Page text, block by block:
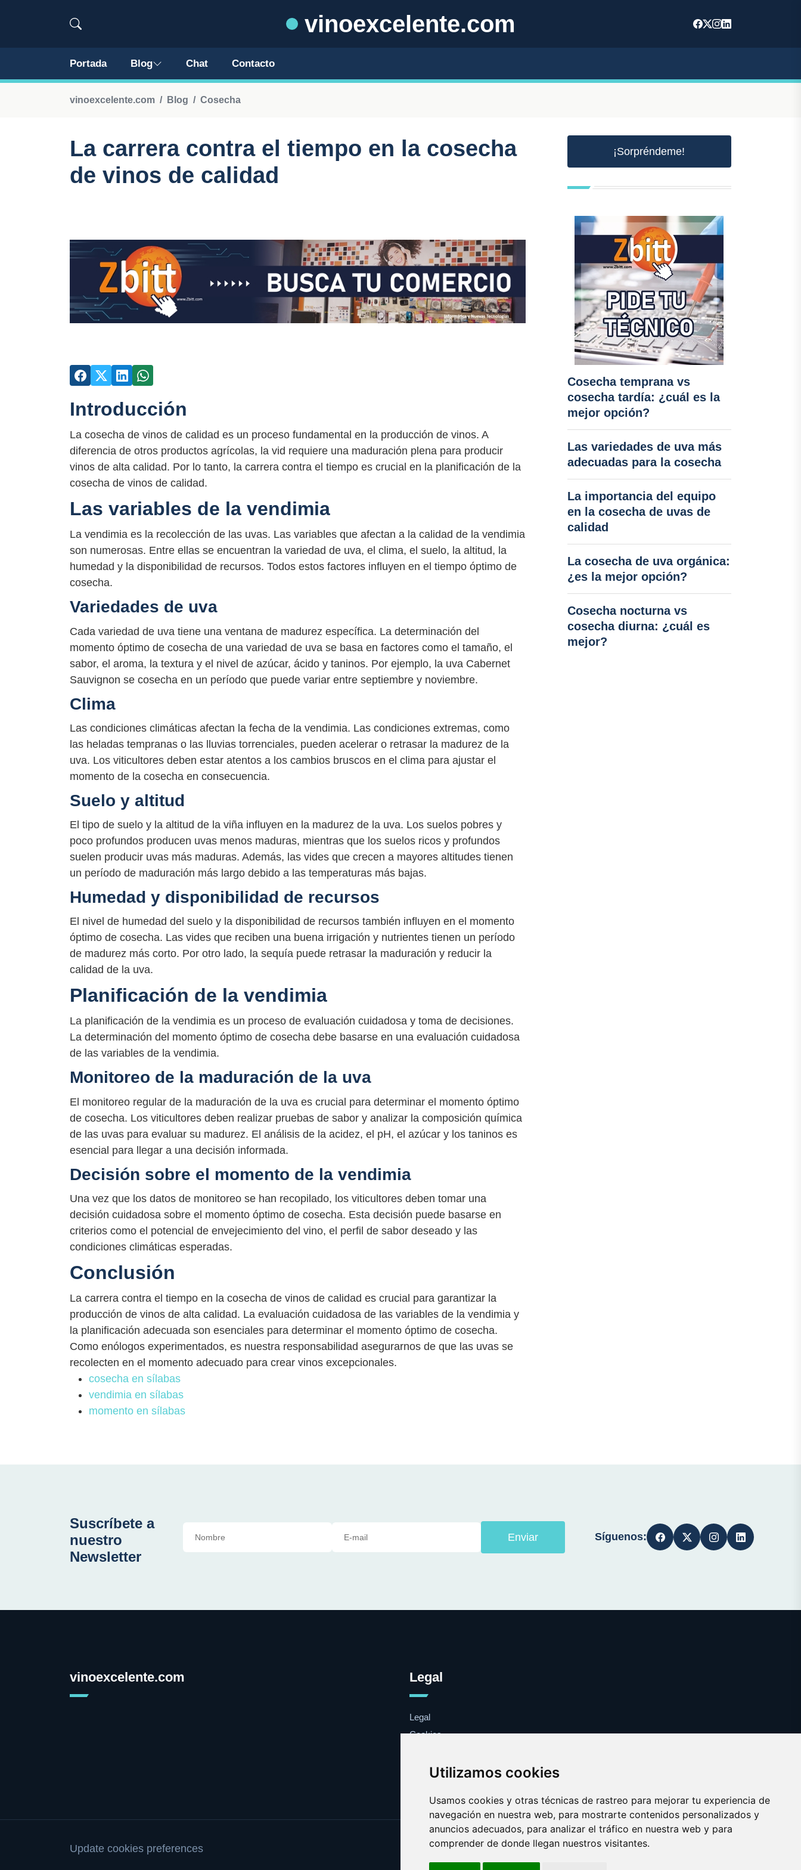
Utilizamos cookies
Usamos cookies y otras técnicas de rastreo para mejorar tu experiencia de
navegación en nuestra web, para mostrarte contenidos personalizados y
anuncios adecuados, para analizar el tráfico en nuestra web y para
comprender de donde llegan nuestros visitantes.
vinoexcelente.com
Portada Blog Chat Contacto
vinoexcelente.com Blog Cosecha
La carrera contra el tiempo en la cosecha
de vinos de calidad
Introducción
La cosecha de vinos de calidad es un proceso fundamental en la producción de vinos. A
diferencia de otros productos agrícolas, la vid requiere una maduración plena para producir
vinos de alta calidad. Por lo tanto, la carrera contra el tiempo es crucial en la planificación de la
cosecha de vinos de calidad.
Las variables de la vendimia
La vendimia es la recolección de las uvas. Las variables que afectan a la calidad de la vendimia
son numerosas. Entre ellas se encuentran la variedad de uva, el clima, el suelo, la altitud, la
humedad y la disponibilidad de recursos. Todos estos factores influyen en el tiempo óptimo de
cosecha.
Variedades de uva
Cada variedad de uva tiene una ventana de madurez específica. La determinación del
momento óptimo de cosecha de una variedad de uva se basa en factores como el tamaño, el
sabor, el aroma, la textura y el nivel de azúcar, ácido y taninos. Por ejemplo, la uva Cabernet
Sauvignon se cosecha en un período que puede variar entre septiembre y noviembre.
Clima
Las condiciones climáticas afectan la fecha de la vendimia. Las condiciones extremas, como
las heladas tempranas o las lluvias torrenciales, pueden acelerar o retrasar la madurez de la
uva. Los viticultores deben estar atentos a los cambios bruscos en el clima para ajustar el
momento de la cosecha en consecuencia.
Suelo y altitud
El tipo de suelo y la altitud de la viña influyen en la madurez de la uva. Los suelos pobres y
poco profundos producen uvas menos maduras, mientras que los suelos ricos y profundos
suelen producir uvas más maduras. Además, las vides que crecen a mayores altitudes tienen
un período de maduración más largo debido a las temperaturas más bajas.
Humedad y disponibilidad de recursos
El nivel de humedad del suelo y la disponibilidad de recursos también influyen en el momento
óptimo de cosecha. Las vides que reciben una buena irrigación y nutrientes tienen un período
de madurez más corto. Por otro lado, la sequía puede retrasar la maduración y reducir la
calidad de la uva.
Planificación de la vendimia
La planificación de la vendimia es un proceso de evaluación cuidadosa y toma de decisiones.
La determinación del momento óptimo de cosecha debe basarse en una evaluación cuidadosa
de las variables de la vendimia.
Monitoreo de la maduración de la uva
El monitoreo regular de la maduración de la uva es crucial para determinar el momento óptimo
de cosecha. Los viticultores deben realizar pruebas de sabor y analizar la composición química
de las uvas para evaluar su madurez. El análisis de la acidez, el pH, el azúcar y los taninos es
esencial para llegar a una decisión informada.
Decisión sobre el momento de la vendimia
Una vez que los datos de monitoreo se han recopilado, los viticultores deben tomar una
decisión cuidadosa sobre el momento óptimo de cosecha. Esta decisión puede basarse en
criterios como el potencial de envejecimiento del vino, el perfil de sabor deseado y las
condiciones climáticas esperadas.
Conclusión
La carrera contra el tiempo en la cosecha de vinos de calidad es crucial para garantizar la
producción de vinos de alta calidad. La evaluación cuidadosa de las variables de la vendimia y
la planificación adecuada son esenciales para determinar el momento óptimo de cosecha.
Como enólogos experimentados, es nuestra responsabilidad asegurarnos de que las uvas se
recolecten en el momento adecuado para crear vinos excepcionales.
cosecha en sílabas
vendimia en sílabas
momento en sílabas
¡Sorpréndeme!
Cosecha temprana vs
cosecha tardía: ¿cuál es la
mejor opción?
Las variedades de uva más
adecuadas para la cosecha
La importancia del equipo
en la cosecha de uvas de
calidad
La cosecha de uva orgánica:
¿es la mejor opción?
Cosecha nocturna vs
cosecha diurna: ¿cuál es
mejor?
Suscríbete a
nuestro
Newsletter
Enviar Síguenos:
vinoexcelente.com Legal
Legal
Cookies
Update cookies preferences
Copyright © 2025